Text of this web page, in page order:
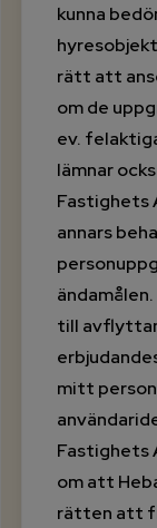
kunna
rätt att
om de
ev.
lämnar
Fastighets
annars
till
mitt
Fastighets
om att
rätten att